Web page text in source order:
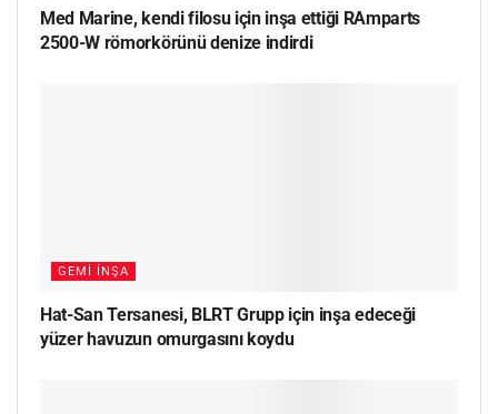
Med Marine, kendi filosu için inşa ettiği RAmparts
2500-W römorkörünü denize indirdi
GEMI İNŞA
Hat-San Tersanesi, BLRT Grupp için inşa edeceği
yüzer havuzun omurgasını koydu